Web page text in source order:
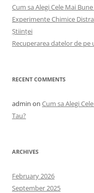
Cum sa Alegi Cele Mai
Experimente Chimice
Științei
Recuperarea datelor de pe
RECENT COMMENTS
admin on Cum sa Alegi
Tau?
ARCHIVES
February 2026
September 2025